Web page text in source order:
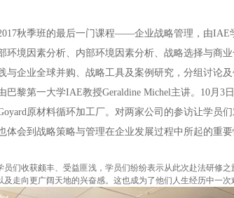
秋季班的最后一门课程——企业战略管理，由IAE
环境因素分析、内部环境因素分析、战略选择与商
与企业全球并购、战略工具及案例研究，分组讨论
巴黎第一大学IAE教授Geraldine Michel主讲。10月3
原材料循环加工厂。对两家公司的参访让学员
体会到战略策略与管理在企业发展过程中所起的重
员们收获颇丰、受益匪浅，学员们纷纷表示从此次赴法研修
及走向更广阔天地的兴奋感。这也成为了他们人生经历中一次